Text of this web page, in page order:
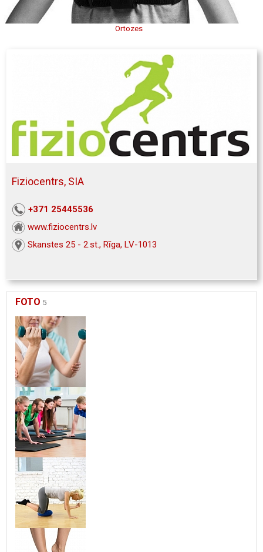
Ortozes
Fiziocentrs, SIA
+371 25445536
www.fiziocentrs.lv
Skanstes 25 - 2.st., Rīga, LV-1013
FOTO 5